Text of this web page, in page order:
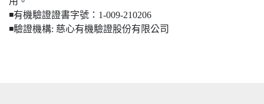
◾️有機驗證證書字號：1-009-210206
◾️驗證機構: 慈心有機驗證股份有限公司